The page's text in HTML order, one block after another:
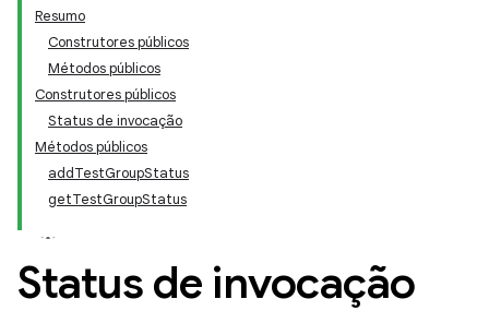
Resumo
Construtores públicos
Métodos públicos
Construtores públicos
Status de invocação
Métodos públicos
addTestGroupStatus
getTestGroupStatus
Status de invocação